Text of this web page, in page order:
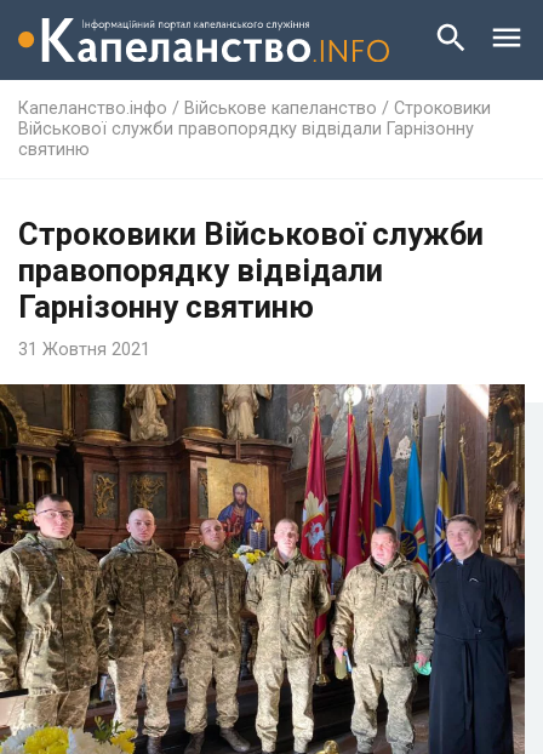
Капеланство.інфо / Військове капеланство / Строковики
Військової служби правопорядку відвідали Гарнізонну
святиню
Строковики Військової служби
правопорядку відвідали
Гарнізонну святиню
31 Жовтня 2021